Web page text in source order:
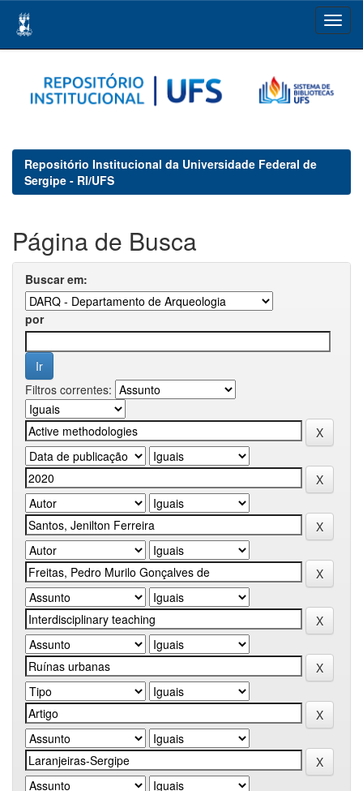
navigation
Repositório Institucional da Universidade Federal de
Sergipe - RI/UFS
Página de Busca
Buscar em:
por
Filtros correntes: